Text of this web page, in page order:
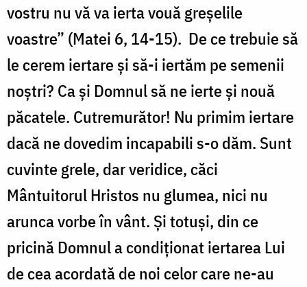
vostru nu vă va ierta vouă greșelile
voastre” (Matei 6, 14-15). De ce trebuie să
le cerem iertare și să-i iertăm pe semenii
noștri? Ca și Domnul să ne ierte și nouă
păcatele. Cutremurător! Nu primim iertare
dacă ne dovedim incapabili s-o dăm. Sunt
cuvinte grele, dar veridice, căci
Mântuitorul Hristos nu glumea, nici nu
arunca vorbe în vânt. Și totuși, din ce
pricină Domnul a condiționat iertarea Lui
de cea acordată de noi celor care ne-au